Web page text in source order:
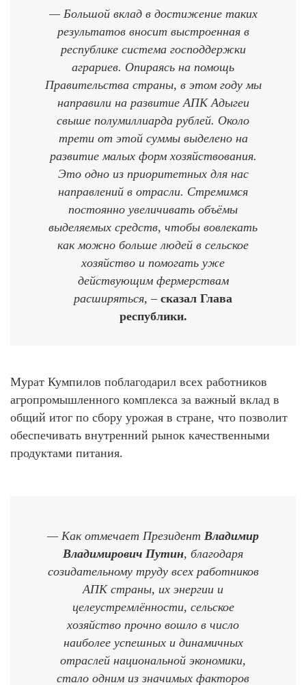
— Большой вклад в достижение таких
результатов вносит выстроенная в
республике система господдержки
аграриев. Опираясь на помощь
Правительства страны, в этом году мы
направили на развитие АПК Адыгеи
свыше полумиллиарда рублей. Около
трети от этой суммы выделено на
развитие малых форм хозяйствования.
Это одно из приоритетных для нас
направлений в отрасли. Стремимся
постоянно увеличивать объёмы
выделяемых средств, чтобы вовлекать
как можно больше людей в сельское
хозяйство и помогать уже
действующим фермерствам
расширяться, – сказал Глава
республики.
Мурат Кумпилов поблагодарил всех работников
агропромышленного комплекса за важный вклад в
общий итог по сбору урожая в стране, что позволит
обеспечивать внутренний рынок качественными
продуктами питания.
— Как отмечает Президент Владимир
Владимирович Путин, благодаря
созидательному труду всех работников
АПК страны, их энергии и
целеустремлённости, сельское
хозяйство прочно вошло в число
наиболее успешных и динамичных
отраслей национальной экономики,
стало одним из значимых факторов